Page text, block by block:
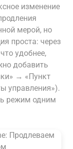
изменение
мерой, но
проста: через
удобнее,
добавить
→ «Пункт
управления»).
режим одним